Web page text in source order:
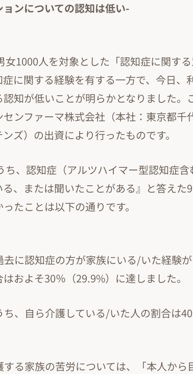
ンについての認知は低い-
女1000人を対象とした「認知症に関す
症に関する経験を有する一方で、今日、
知が低いことが明らかとなりました。
ンファーマ株式会社（本社：東京都千
ズ）の出資により行ったものです。
ち、認知症（アルツハイマー型認知症
、または聞いたことがある』と答えた
たことは以下の通りです。
去に認知症の方が家族にいる/いた経験
およそ30％（29.9%）に達しました。
ち、自ら介護している/いた人の割合は
る家族の苦労については、「本人から